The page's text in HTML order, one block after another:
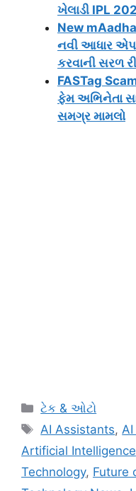
ખેલાડી IPL
New
નવી આધાર
કરવાની સરળ
FASTag
ફેમ અભિનેતા
સમગ્ર મામલો
Categories
ટેક & ઓટો
Tags
AI Assistants,
Artificial Intelligence
Technology, Future